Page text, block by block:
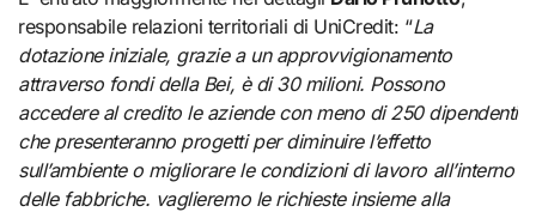
responsabile relazioni territoriali di UniCredit: “La
dotazione iniziale, grazie a un approvvigionamento
attraverso fondi della Bei, è di 30 milioni. Possono
accedere al credito le aziende con meno di 250 dipendenti
che presenteranno progetti per diminuire l’effetto
sull’ambiente o migliorare le condizioni di lavoro all’interno
delle fabbriche. vaglieremo le richieste insieme alla